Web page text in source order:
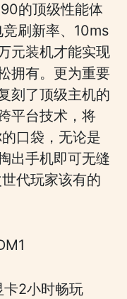
的顶级性能体
刷新率、10ms
元装机才能实现
拥有。更为重要
刻了顶级主机的
平台技术，将
口袋，无论是
出手机即可无缝
代玩家该有的
2小时畅玩